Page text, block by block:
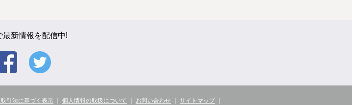
最新情報を配信中!
引法に基づく表示 個人情報の取扱について お問い合わせ サイトマップ